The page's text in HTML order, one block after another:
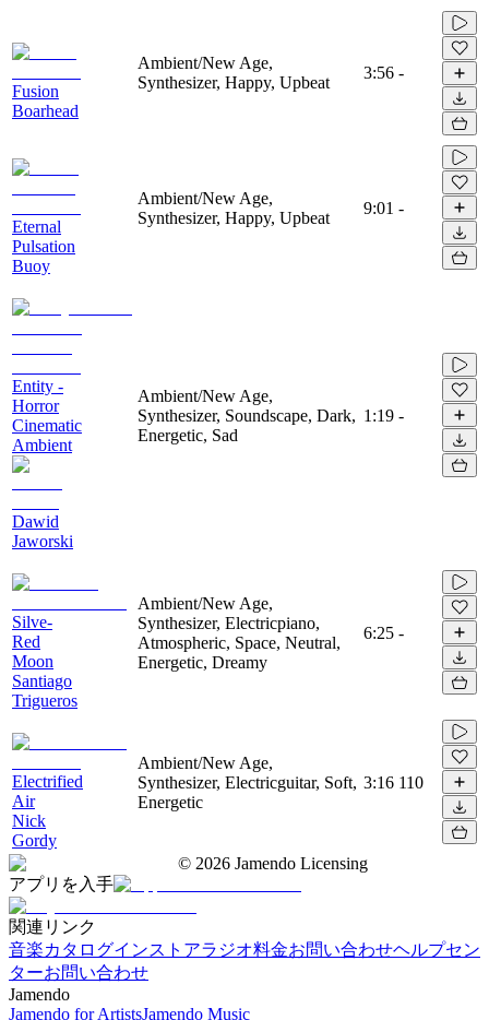
Fusion
Boarhead
Ambient/New Age,
Synthesizer, Happy, Upbeat
3:56 -
Eternal
Pulsation
Buoy
Ambient/New Age,
Synthesizer, Happy, Upbeat
9:01 -
Entity -
Horror
Cinematic
Ambient
Dawid
Jaworski
Ambient/New Age,
Synthesizer, Soundscape, Dark,
Energetic, Sad
1:19 -
Silve-
Red
Moon
Santiago
Trigueros
Ambient/New Age,
Synthesizer, Electricpiano,
Atmospheric, Space, Neutral,
Energetic, Dreamy
6:25 -
Electrified
Air
Nick
Gordy
Ambient/New Age,
Synthesizer, Electricguitar, Soft,
Energetic
3:16 110
© 2026 Jamendo Licensing
アプリを入手
関連リンク
音楽カタログインストアラジオ料金お問い合わせヘルプセン
ターお問い合わせ
Jamendo
Jamendo for ArtistsJamendo Music